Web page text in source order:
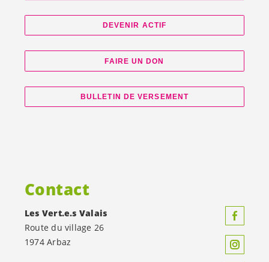
DEVENIR ACTIF
FAIRE UN DON
BULLETIN DE VERSEMENT
Contact
Les Vert.e.s Valais
Route du village 26
1974 Arbaz